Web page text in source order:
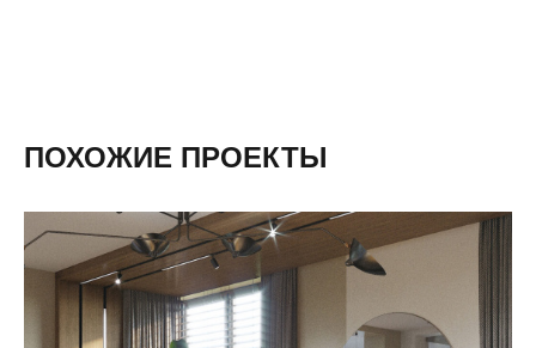
ПОХОЖИЕ ПРОЕКТЫ